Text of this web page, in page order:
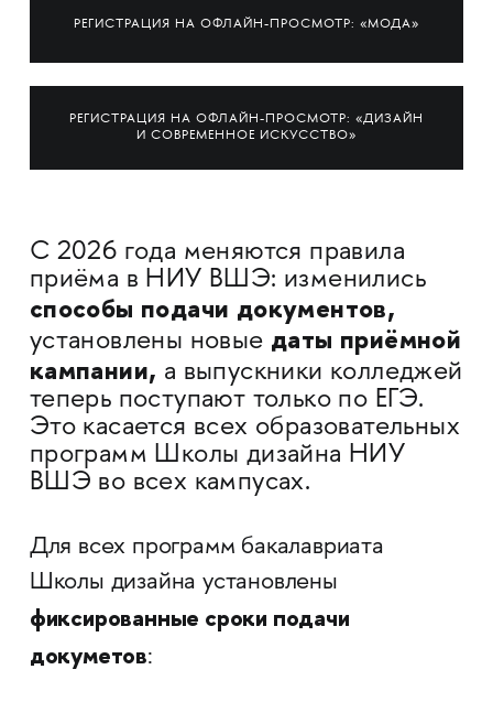
РЕГИСТРАЦИЯ НА ОФЛАЙН-ПРОСМОТР: «МОДА»
РЕГИСТРАЦИЯ НА ОФЛАЙН-ПРОСМОТР: «ДИЗАЙН
И СОВРЕМЕННОЕ ИСКУССТВО»
С 2026 года меняются правила
приёма в НИУ ВШЭ: изменились
способы подачи документов,
установлены новые даты приёмной
кампании, а выпускники колледжей
теперь поступают только по ЕГЭ.
Это касается всех образовательных
программ Школы дизайна НИУ
ВШЭ во всех кампусах.
Для всех программ бакалавриата
Школы дизайна установлены
фиксированные сроки подачи
докуметов: